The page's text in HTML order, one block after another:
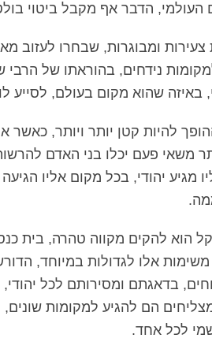
העולמי, הדבר אף מקבל ביטוי
ומבוגרות, שבחרו לעזוב
נידחים, בהוראתו של
באיזה שהוא מקום בעולם, לסייע
להיות קטן יותר ויותר,
משאי פעם יכלו בני האדם
מגיע יהודי, בכל מקום אליו
הוא להקים מקווה טהרה, בית
אלו לגדולות במיוחד,
בדאגתם ומסירותם לכל
הם להגיע למקומות
לכל אחד.